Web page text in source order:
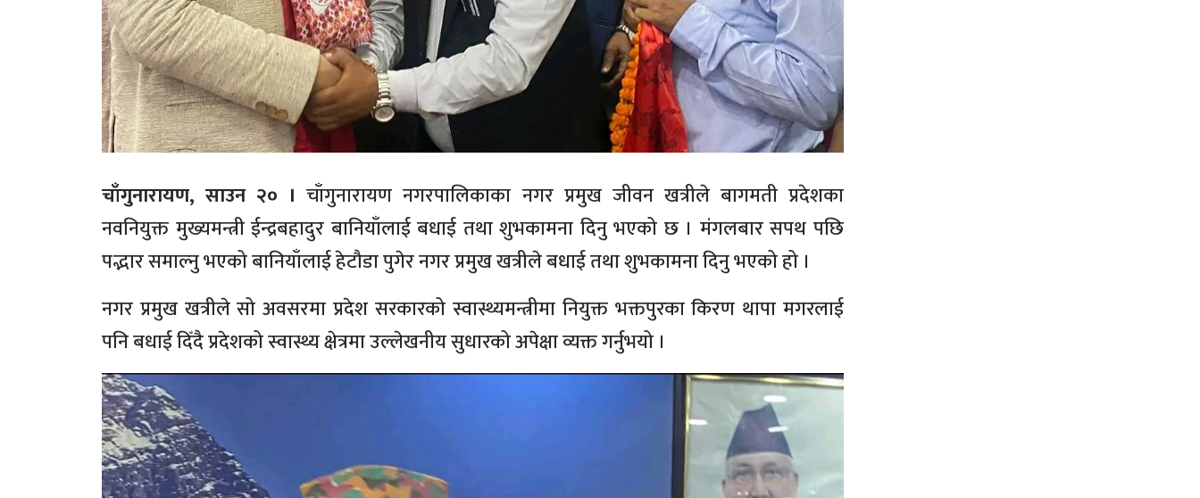
चाँगुनारायण, साउन २० । चाँगुनारायण नगरपालिकाका नगर प्रमुख जीवन खत्रीले बागमती प्रदेशका
नवनियुक्त मुख्यमन्त्री ईन्द्रबहादुर बानियाँलाई बधाई तथा शुभकामना दिनु भएको छ । मंगलबार सपथ पछि
पद्भार समाल्नु भएको बानियाँलाई हेटौडा पुगेर नगर प्रमुख खत्रीले बधाई तथा शुभकामना दिनु भएको हो ।
नगर प्रमुख खत्रीले सो अवसरमा प्रदेश सरकारको स्वास्थ्यमन्त्रीमा नियुक्त भक्तपुरका किरण थापा मगरलाई
पनि बधाई दिँदै प्रदेशको स्वास्थ्य क्षेत्रमा उल्लेखनीय सुधारको अपेक्षा व्यक्त गर्नुभयो ।